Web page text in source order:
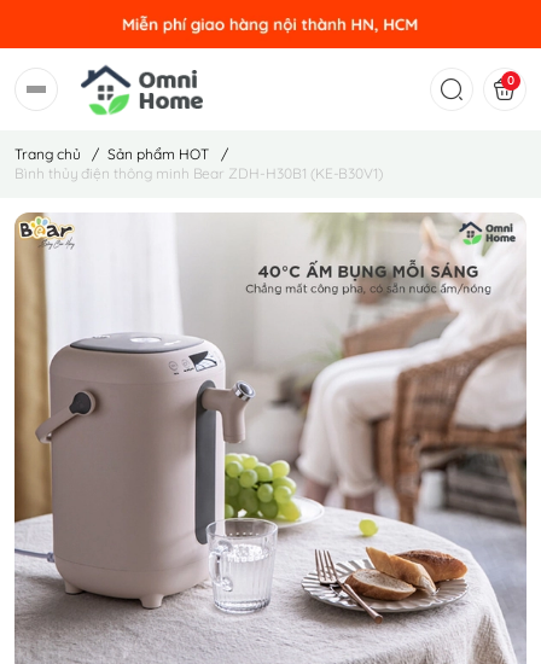
0
Trang chủ / Sản phẩm HOT
/
Bình thủy điện thông minh Bear ZDH-H30B1 (KE-B30V1)